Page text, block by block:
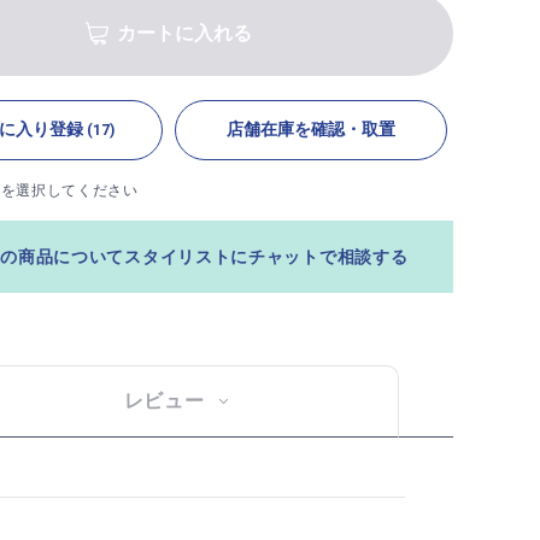
カートに入れる
入り登録 (17) 店舗在庫を確認・取置
選択してください
商品についてスタイリストにチャットで相談する
レビュー